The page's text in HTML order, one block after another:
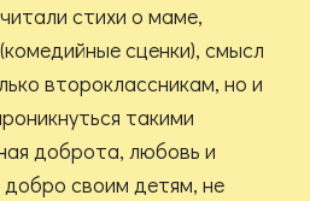
стихи о маме,
сценки), смысл
второклассникам, но и
такими
доброта, любовь и
своим детям, не